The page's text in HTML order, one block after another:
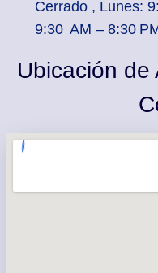
Cerrado , Lunes:
9:30 AM – 8:30
Ubicación de